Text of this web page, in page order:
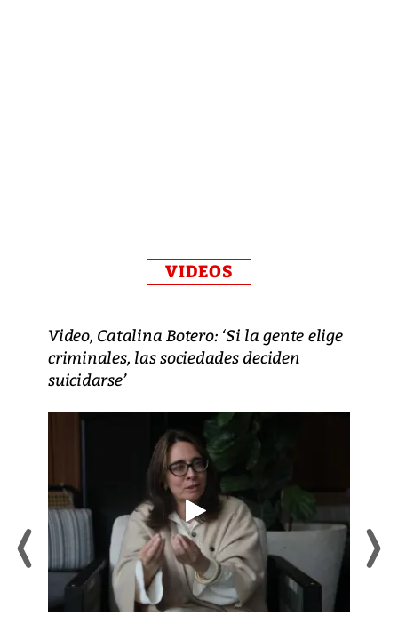
VIDEOS
Video, Catalina Botero: ‘Si la gente elige
criminales, las sociedades deciden
suicidarse’